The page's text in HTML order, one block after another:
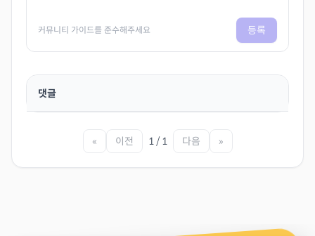
커뮤니티 가이드를 준수해주세요 등록
댓글
« 이전 1 / 1 다음 »